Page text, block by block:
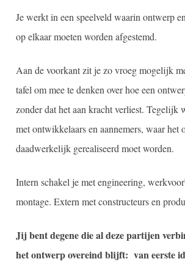
Je werkt in een speelveld waarin ontwerp
op elkaar moeten worden afgestemd.
Aan de voorkant zit je zo vroeg mogelijk
tafel om mee te denken over hoe een
zonder dat het aan kracht verliest. Tegelijk
met ontwikkelaars en aannemers, waar het
daadwerkelijk gerealiseerd moet worden.
Intern schakel je met engineering,
montage. Extern met constructeurs en
Jij bent degene die al deze partijen
het ontwerp overeind blijft: van eerste